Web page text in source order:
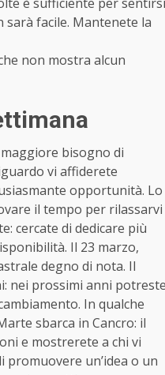
facile. Mantenete la
non mostra alcun
bisogno di
vi affiderete
opportunità. Lo
il tempo per rilassarvi
cercate di dedicare più
Il 23 marzo,
degno di nota. Il
nei prossimi anni
In qualche
sbarca in Cancro: il
e mostrerete a chi vi
un’idea o un